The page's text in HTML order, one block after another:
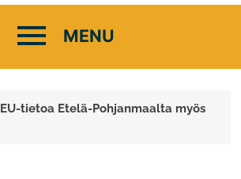
EU-tietoa Etelä-Pohjanmaalta myös